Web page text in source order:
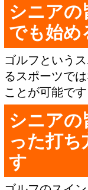
シニア
でも始め
ゴルフという
るスポーツで
ことが可能です
シニア
った打
す